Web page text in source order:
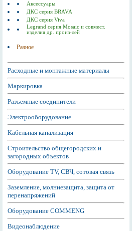
Аксессуары
ДКС серия BRAVA
ДКС серия Viva
Legrand серия Mosaic и совмест.
изделия др. произ-лей
Разное
Расходные и монтажные материалы
Маркировка
Разъемные соединители
Электрооборудование
Кабельная канализация
Строительство общегородских и
загородных объектов
Оборудование TV, СВЧ, сотовая связь
Заземление, молниезащита, защита от
перенапряжений
Оборудование COMMENG
Видеонаблюдение